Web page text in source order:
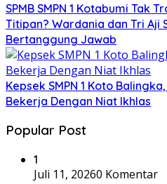
SPMB SMPN 1 Kotabumi Tak
Titipan? Wardania dan Tri Aji
Bertanggung Jawab
Kepsek SMPN 1 Koto
Bekerja Dengan Niat Ikhlas
Popular Post
1
Juli 11, 20260 Komentar